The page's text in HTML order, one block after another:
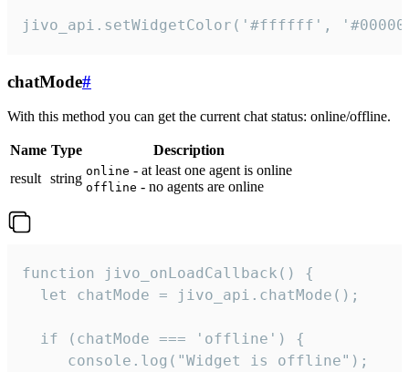
jivo_api.setWidgetColor('#ffffff',
chatMode#
With this method you can get the current chat status: online/offline.
Name Type
Description
result string online - at least one agent is online
offline - no agents are online
function jivo_onLoadCallback() {
  let chatMode = jivo_api.chatMode();
  if (chatMode === 'offline') {
     console.log("Widget is offline");